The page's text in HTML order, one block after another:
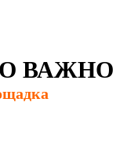
ВАЖНО